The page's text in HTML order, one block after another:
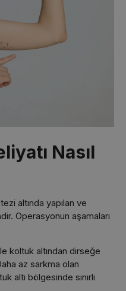
Nasıl
altında yapılan ve
Operasyonun aşamaları
koltuk altından dirseğe
az sarkma olan
altı bölgesinde sınırlı